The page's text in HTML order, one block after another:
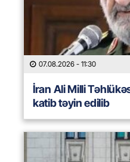
07.08.2026 - 11:30
İran Ali Milli
katib təyin edilib